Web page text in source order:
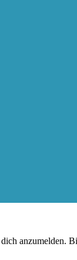
anzumelden.